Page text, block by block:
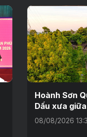
Hoành Sơn
Dấu xưa
08/08/2026